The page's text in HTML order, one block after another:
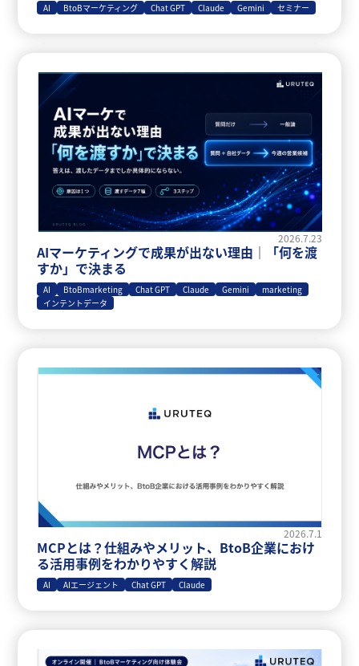
AI BtoBマーケティング Chat GPT Claude Gemini セミナー
2026.7.23
AIマーケティングで成果が出ない理由｜「何を渡
すか」で決まる
AI BtoBmarketing Chat GPT Claude Gemini
marketing
インテントデータ
2026.7.1
MCPとは？仕組みやメリット、BtoB企業におけ
る活用事例をわかりやすく解説
AI AIエージェント Chat GPT Claude